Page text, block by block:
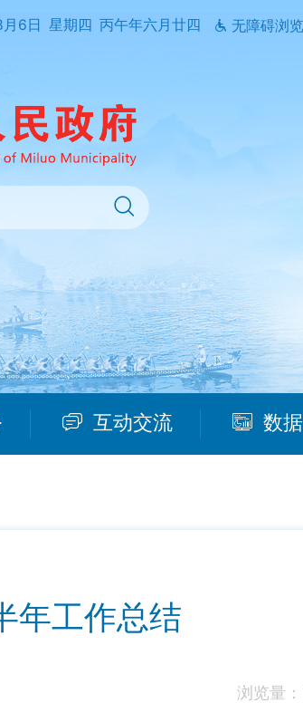
6日 星期四 丙午年六月廿四 无障碍浏览
互动交流 数
年工作总结
浏览量：